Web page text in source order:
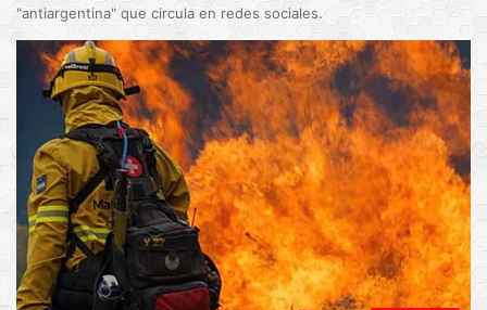
"antiargentina" que circula en redes sociales.